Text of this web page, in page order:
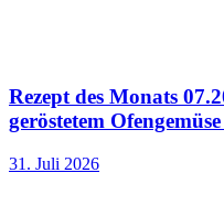
Rezept des Monats
geröstetem
31. Juli 2026